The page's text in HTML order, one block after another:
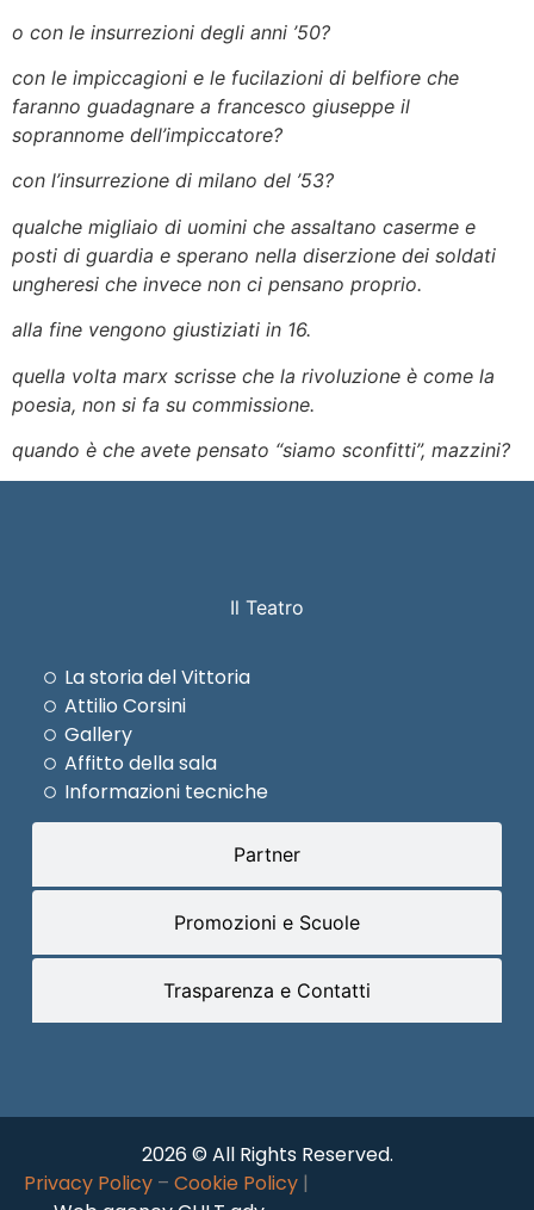
o con le insurrezioni degli anni ’50?
con le impiccagioni e le fucilazioni di belfiore che
faranno guadagnare a francesco giuseppe il
soprannome dell’impiccatore?
con l’insurrezione di milano del ’53?
qualche migliaio di uomini che assaltano caserme e
posti di guardia e sperano nella diserzione dei soldati
ungheresi che invece non ci pensano proprio.
alla fine vengono giustiziati in 16.
quella volta marx scrisse che la rivoluzione è come la
poesia, non si fa su commissione.
quando è che avete pensato “siamo sconfitti”, mazzini?
Il Teatro
Partner
Promozioni e Scuole
Trasparenza e Contatti
La storia del Vittoria
Attilio Corsini
Gallery
Affitto della sala
Informazioni tecniche
2026 © All Rights Reserved.
Privacy Policy – Cookie Policy |